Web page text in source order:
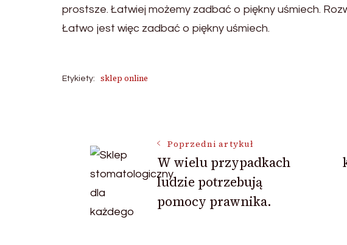
prostsze. Łatwiej możemy zadbać o piękny uśmiech.
Łatwo jest więc zadbać o piękny uśmiech.
Etykiety: sklep online
Nawigacja
wpisu
Poprzedni artykuł
W wielu przypadkach
ludzie potrzebują
pomocy prawnika.